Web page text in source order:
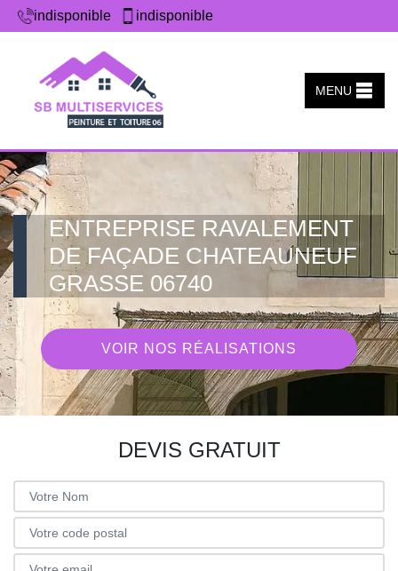
indisponible indisponible
MENU
ENTREPRISE RAVALEMENT
DE FAÇADE CHATEAUNEUF
GRASSE 06740
VOIR NOS RÉALISATIONS
DEVIS GRATUIT